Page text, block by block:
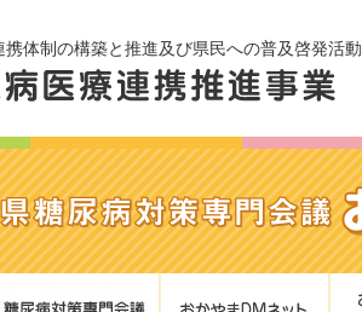
携体制の構築と推進及び県民への普及啓発活